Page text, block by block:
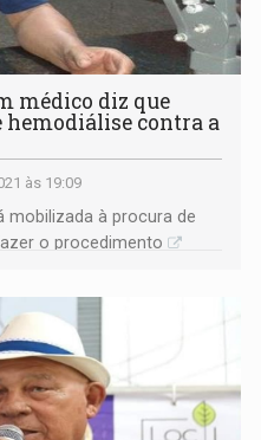
médico diz que
hemodiálise contra a
às 19:09
mobilizada à procura de
o procedimento